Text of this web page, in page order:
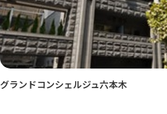
グランドコンシェルジュ六本木